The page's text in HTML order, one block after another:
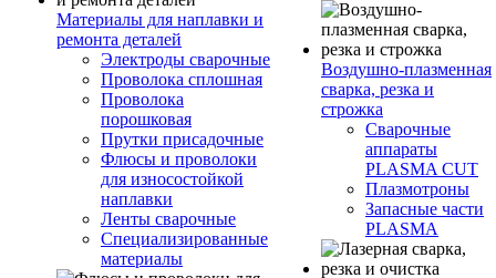
Материалы для наплавки и
ремонта деталей
Электроды сварочные
Проволока сплошная
Проволока
порошковая
Прутки присадочные
Флюсы и проволоки
для износостойкой
наплавки
Ленты сварочные
Специализированные
материалы
Воздушно-плазменная
сварка, резка и
строжка
Сварочные
аппараты
PLASMA CUT
Плазмотроны
Запасные части
PLASMA